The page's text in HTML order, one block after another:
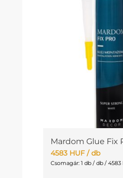
Mardom Glue Fix
4583 HUF / db
Csomagár: 1 db / db / 4583